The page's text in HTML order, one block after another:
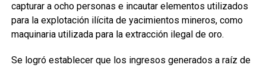
capturar a ocho personas e incautar elementos utilizados
para la explotación ilícita de yacimientos mineros, como
maquinaria utilizada para la extracción ilegal de oro.
Se logró establecer que los ingresos generados a raíz de